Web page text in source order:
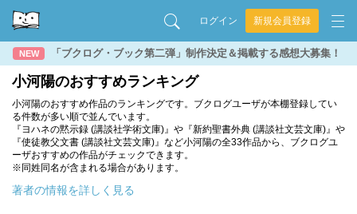
ログイン 新規会員登録
NEW 「ブクログ・ブック第二弾」制作決定＆掲載する感想大募集！
小河陽のおすすめランキング
小河陽のおすすめ作品のランキングです。ブクログユーザが本棚登録してい
る件数が多い順で並んでいます。
『ヨハネの黙示録 (講談社学術文庫)』や『新約聖書外典 (講談社文芸文庫)』や
『使徒教父文書 (講談社文芸文庫)』など小河陽の全33作品から、ブクログユ
ーザおすすめの作品がチェックできます。
※同姓同名が含まれる場合があります。
著者の情報を詳しく見る